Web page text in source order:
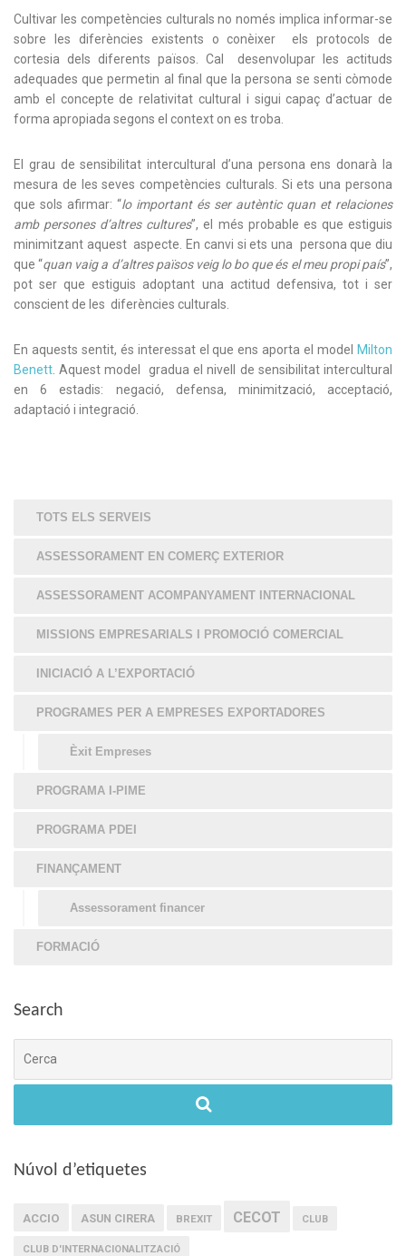
Cultivar les competències culturals no només implica informar-se
sobre les diferències existents o conèixer els protocols de
cortesia dels diferents països. Cal desenvolupar les actituds
adequades que permetin al final que la persona se senti còmode
amb el concepte de relativitat cultural i sigui capaç d’actuar de
forma apropiada segons el context on es troba.
El grau de sensibilitat intercultural d’una persona ens donarà la
mesura de les seves competències culturals. Si ets una persona
que sols afirmar: “lo important és ser autèntic quan et relaciones
amb persones d’altres cultures”, el més probable es que estiguis
minimitzant aquest aspecte. En canvi si ets una persona que diu
que “quan vaig a d’altres països veig lo bo que és el meu propi país”,
pot ser que estiguis adoptant una actitud defensiva, tot i ser
conscient de les diferències culturals.
En aquests sentit, és interessat el que ens aporta el model
Milton
Benett . Aquest model gradua el nivell de sensibilitat intercultural
en 6 estadis: negació, defensa, minimització, acceptació,
adaptació i integració.
TOTS ELS SERVEIS
ASSESSORAMENT EN COMERÇ EXTERIOR
ASSESSORAMENT ACOMPANYAMENT INTERNACIONAL
MISSIONS EMPRESARIALS I PROMOCIÓ COMERCIAL
INICIACIÓ A L’EXPORTACIÓ
PROGRAMES PER A EMPRESES EXPORTADORES
Èxit Empreses
PROGRAMA I-PIME
PROGRAMA PDEI
FINANÇAMENT
Assessorament financer
FORMACIÓ
Search
Núvol d’etiquetes
ACCIO ASUN CIRERA BREXIT CECOT CLUB
CLUB D'INTERNACIONALITZACIÓ